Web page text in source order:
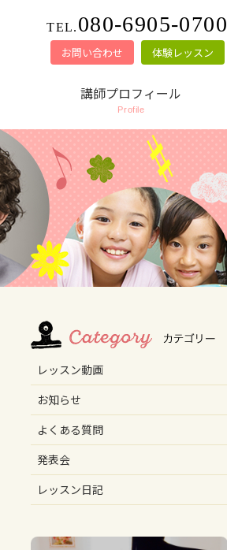
TEL. 080-6905-0700
お問い合わせ 体験レッスン
講師プロフィール
Profile
レッスン動画
お知らせ
よくある質問
発表会
レッスン日記